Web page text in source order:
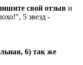
свой отзыв и
5 звезд -
6) так же